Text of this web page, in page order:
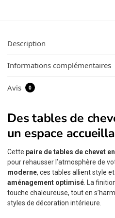
Description
Informations complémentaires
Avis 0
Des tables de
un espace
Cette paire de tables de chevet
pour rehausser l’atmosphère de
moderne, ces tables allient style
aménagement optimisé . La
touche chaleureuse, tout en
styles de décoration intérieure.